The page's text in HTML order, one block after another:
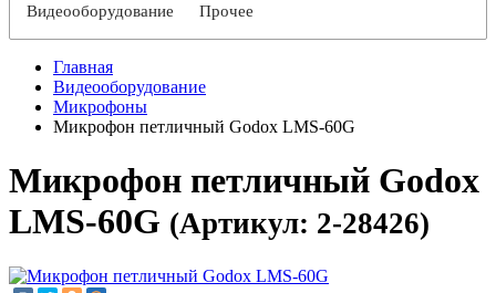
Видеооборудование Прочее
Главная
Видеооборудование
Микрофоны
Микрофон петличный Godox LMS-60G
Микрофон петличный Godox
LMS-60G (Артикул: 2-28426)